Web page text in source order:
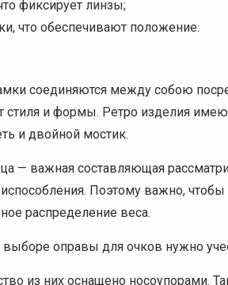
фиксирует линзы;
что обеспечивают положение.
соединяются между собою
стиля и формы. Ретро изделия
и двойной мостик.
— важная составляющая
Поэтому важно,
распределение веса.
оправы для очков нужно
из них оснащено носоупорами.